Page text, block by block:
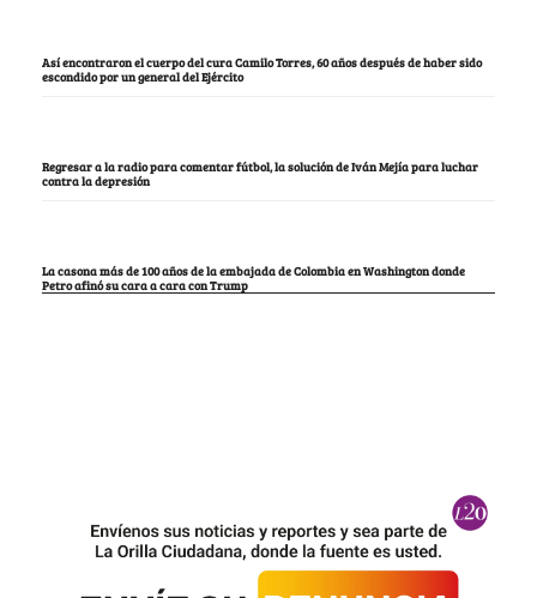
Así encontraron el cuerpo del cura Camilo Torres, 60 años después de haber sido
escondido por un general del Ejército
Regresar a la radio para comentar fútbol, la solución de Iván Mejía para luchar
contra la depresión
La casona más de 100 años de la embajada de Colombia en Washington donde
Petro afinó su cara a cara con Trump